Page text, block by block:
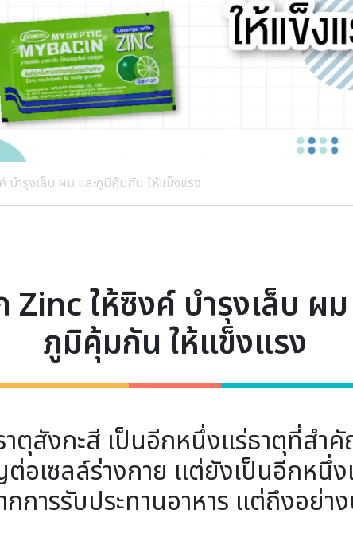
บำรุงเล็บ ผม และภูมิคุ้มกัน ให้แข็งแรง
Zinc ให้ซิงค์ บำรุงเล็บ ผ
ภูมิคุ้มกัน ให้แข็งแรง
สังกะสี เป็นอีกหนึ่งแร่ธาตุที่สำคั
ต่อเซลล์ร่างกาย แต่ยังเป็นอีกหนึ่
การรับประทานอาหาร แต่ถึงอย่